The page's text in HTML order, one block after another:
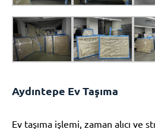
Aydıntepe Ev Taşıma
Ev taşıma işlemi, zaman alıcı ve